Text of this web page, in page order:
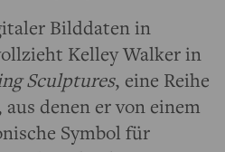
Bilddaten in
Kelley Walker in
Sculptures, eine Reihe
denen er von einem
Symbol für